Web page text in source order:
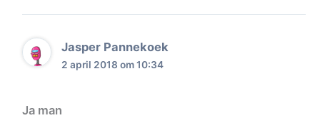
Jasper Pannekoek
2 april 2018 om 10:34
Ja man